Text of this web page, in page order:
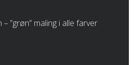
”grøn” maling i alle farver